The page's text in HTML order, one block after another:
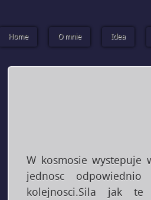
Home O mnie Idea
W kosmosie
jednosc
kolejnosci.Sila jak